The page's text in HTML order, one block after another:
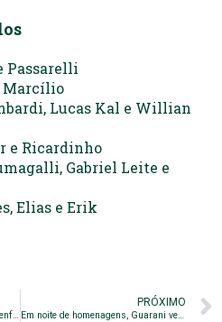
Passarelli
Marcílio
Lucas Kal e Willian
e Ricardinho
Gabriel Leite e
Elias e Erik
Guarani encerra preparação para enfrentar o Batatais
PRÓXIMO
Em noite de homenagens, Guarani vence o Batatais no Brinco de Ouro